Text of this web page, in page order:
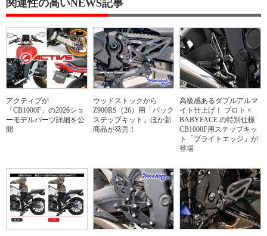
関連性の高いNEWS記事
アクティブが
「CB1000F」の2026ショ
ーモデルパーツ詳細を公
開
ウッドストックから
Z900RS（26）用「バック
ステップキット」ほか新
商品が発売！
高級感あるダブルアルマ
イト仕上げ！ プロト ×
BABYFACE の特別仕様
CB1000F用ステップキッ
ト「ブライトエッジ」が
登場